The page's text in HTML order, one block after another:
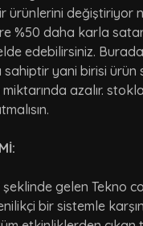
ürünlerini değiştiriyor
%50 daha karla
edebilirsiniz.
yani birisi ürün
azalır.
şeklinde gelen Tekno
bir sistemle